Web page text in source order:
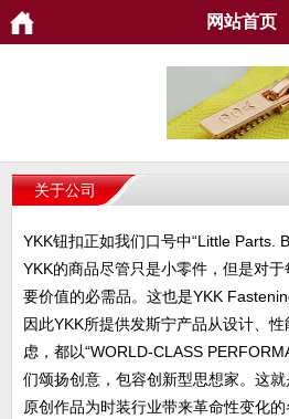
网站首页
关于公司
YKK钮扣正如我们口号中“Little Parts.
YKK的商品尽管只是小零件，但是对
要价值的必需品。这也是YKK
因此YKK所提供发斯宁产品从设计、
虑，都以“WORLD-CLASS
们颂扬创意，包容创新型思想家。这
原创作品为时装行业带来革命性变化的